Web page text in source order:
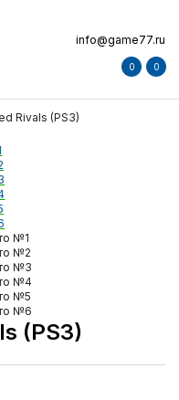
info@game77.ru
0 0
Rivals (PS3)
(PS3)